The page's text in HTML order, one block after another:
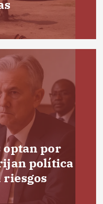
optan por
política
riesgos